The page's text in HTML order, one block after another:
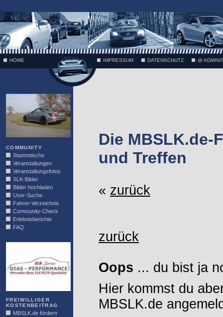
;
HOME IMPRESSUM DATENSCHUTZ @
COMMUNITY
Stammtische
Veranstaltungen
Veranstaltungsfotos
SLK-Bilder
Bilder hochladen
User-Suche
Fahrer-Verzeichnis
Community-Check
Erlebnisberichte
FAQ
FREIWILLIGER
KOSTENBEITRAG
MBSLK.de fördern
Die MBSLK.de-
und Treffen
« zurück
zurück
Oops ... du bist ja
Hier kommst du
MBSLK.de